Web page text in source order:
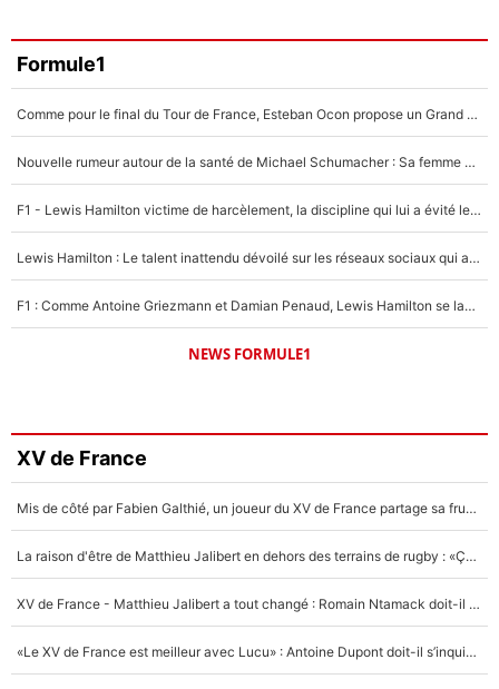
Formule1
Comme pour le final du Tour de France, Esteban Ocon propose un Grand Prix de Formule 1 à Paris : «Autour de l’Arc de Triomphe, ce serait génial» !
Nouvelle rumeur autour de la santé de Michael Schumacher : Sa femme Corinna sort du silence
F1 - Lewis Hamilton victime de harcèlement, la discipline qui lui a évité le pire : «J'aurais probablement mal tourné»
Lewis Hamilton : Le talent inattendu dévoilé sur les réseaux sociaux qui a impressionné Kim Kardashian pendant leurs vacances en amoureux !
F1 : Comme Antoine Griezmann et Damian Penaud, Lewis Hamilton se lance dans le business des cartes à collectionner !
NEWS FORMULE1
XV de France
Mis de côté par Fabien Galthié, un joueur du XV de France partage sa frustration : «ils ne me l’ont pas dit tout de suite»
La raison d'être de Matthieu Jalibert en dehors des terrains de rugby : «Ça m'atteint autant que si tu touches à un membre de ma famille»
XV de France - Matthieu Jalibert a tout changé : Romain Ntamack doit-il s’inquiéter pour sa place à un an de la Coupe du monde ?
«Le XV de France est meilleur avec Lucu» : Antoine Dupont doit-il s’inquiéter pour sa place ?